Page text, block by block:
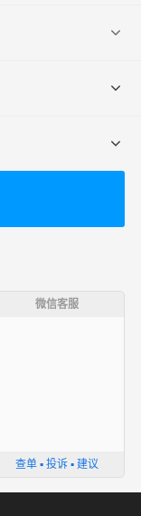
微信客服
查单 ▪ 投诉 ▪ 建议